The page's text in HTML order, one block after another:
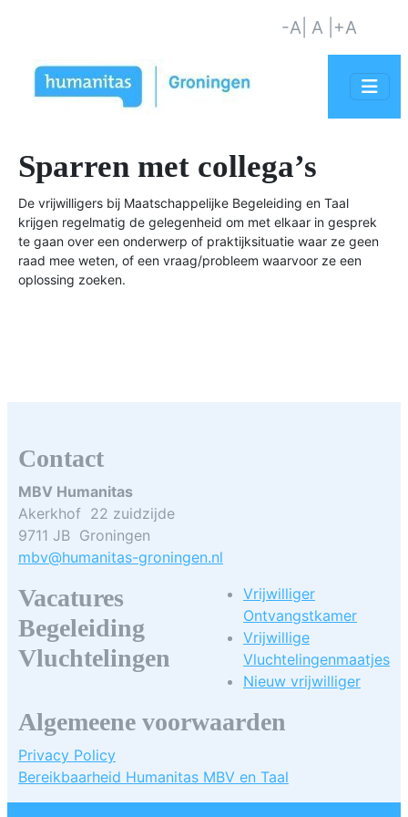
-A | A | +A
Sparren met collega’s
De vrijwilligers bij Maatschappelijke Begeleiding en Taal
krijgen regelmatig de gelegenheid om met elkaar in gesprek
te gaan over een onderwerp of praktijksituatie waar ze geen
raad mee weten, of een vraag/probleem waarvoor ze een
oplossing zoeken.
Contact
MBV Humanitas
Akerkhof 22 zuidzijde
9711 JB Groningen
mbv@humanitas-groningen.nl
Vacatures
Begeleiding
Vluchtelingen
Vrijwilliger
Ontvangstkamer
Vrijwillige
Vluchtelingenmaatjes
Nieuw vrijwilliger
Algemeene voorwaarden
Privacy Policy
Bereikbaarheid Humanitas MBV en Taal